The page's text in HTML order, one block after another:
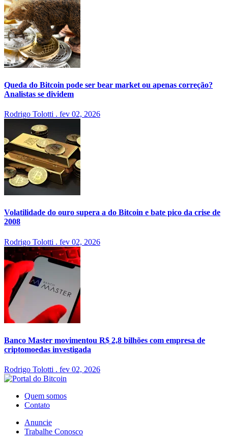
Queda do Bitcoin pode ser bear market ou apenas correção?
Analistas se dividem
Rodrigo Tolotti . fev 02, 2026
Volatilidade do ouro supera a do Bitcoin e bate pico da crise de
2008
Rodrigo Tolotti . fev 02, 2026
Banco Master movimentou R$ 2,8 bilhões com empresa de
criptomoedas investigada
Rodrigo Tolotti . fev 02, 2026
Quem somos
Contato
Anuncie
Trabalhe Conosco